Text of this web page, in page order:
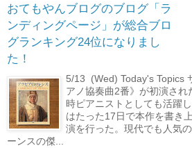
おてもやんブログのブログ「ラ
ンディングページ」が総合ブロ
グランキング24位になりまし
た！
5/13 (Wed) Today's Topics
アノ協奏曲2番》が初演され
時ピアニストとしても活躍
はたった17日で本作を書き
演を行った。現代でも人気
ーンスの傑...